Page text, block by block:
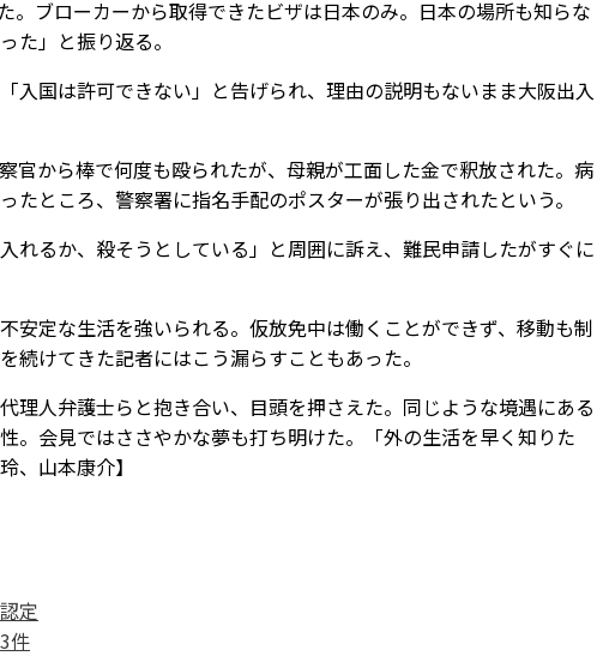
。ブローカーから取得できたビザは日本のみ。日本の場所も知らな
た」と振り返る。
入国は許可できない」と告げられ、理由の説明もないまま大阪出入
官から棒で何度も殴られたが、母親が工面した金で釈放された。病
ところ、警察署に指名手配のポスターが張り出されたという。
れるか、殺そうとしている」と周囲に訴え、難民申請したがすぐに
安定な生活を強いられる。仮放免中は働くことができず、移動も制
けてきた記者にはこう漏らすこともあった。
理人弁護士らと抱き合い、目頭を押さえた。同じような境遇にある
。会見ではささやかな夢も打ち明けた。「外の生活を早く知りた
、山本康介】
定
件